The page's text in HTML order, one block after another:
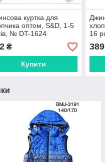
куртка для
оптом, S&D, 1-5
№ DT-1624
₴
Купити
16
389